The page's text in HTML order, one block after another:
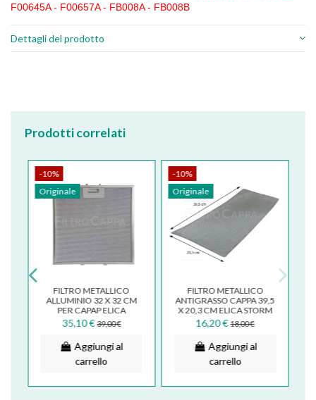
F00645A - F00657A - FB008A - FB008B
Dettagli del prodotto
Prodotti correlati
-10%
Originale
FILTRO METALLICO
ALLUMINIO 32 X 32 CM
PER CAPAP ELICA
TURBOAIR IKEA GF02HA
481248058144
35,10 € 39,00 €
Aggiungi al
carrello
-10%
Originale
FILTRO METALLICO
ANTIGRASSO CAPPA 39,5
X 20,3 CM ELICA STORM
TURBOAIR 1010FF1
16,20 € 18,00 €
Aggiungi al
carrello